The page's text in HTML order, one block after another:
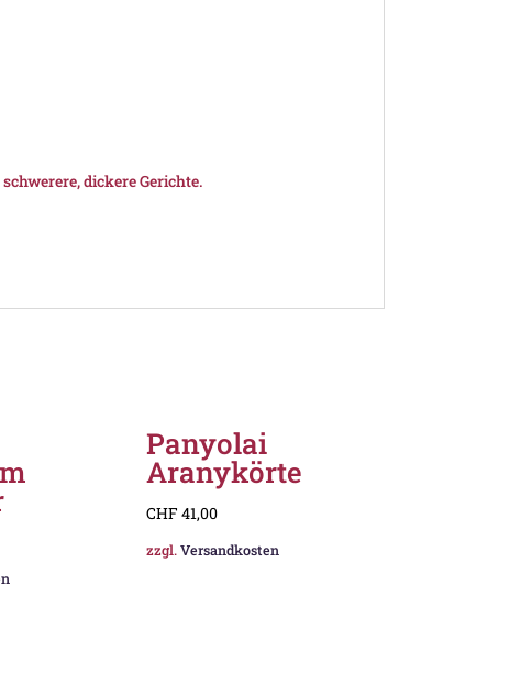
dickere Gerichte.
Panyolai
Aranykörte
CHF 41,00
zzgl.Versandkosten